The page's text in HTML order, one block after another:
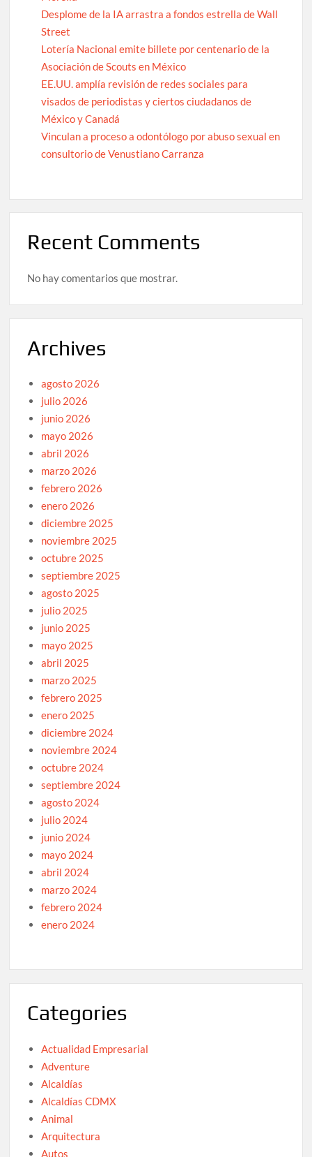
Desplome de la IA arrastra a fondos estrella de Wall
Street
Lotería Nacional emite billete por centenario de la
Asociación de Scouts en México
EE.UU. amplía revisión de redes sociales para
visados de periodistas y ciertos ciudadanos de
México y Canadá
Vinculan a proceso a odontólogo por abuso sexual en
consultorio de Venustiano Carranza
Recent Comments
No hay comentarios que mostrar.
Archives
agosto 2026
julio 2026
junio 2026
mayo 2026
abril 2026
marzo 2026
febrero 2026
enero 2026
diciembre 2025
noviembre 2025
octubre 2025
septiembre 2025
agosto 2025
julio 2025
junio 2025
mayo 2025
abril 2025
marzo 2025
febrero 2025
enero 2025
diciembre 2024
noviembre 2024
octubre 2024
septiembre 2024
agosto 2024
julio 2024
junio 2024
mayo 2024
abril 2024
marzo 2024
febrero 2024
enero 2024
Categories
Actualidad Empresarial
Adventure
Alcaldías
Alcaldías CDMX
Animal
Arquitectura
Autos